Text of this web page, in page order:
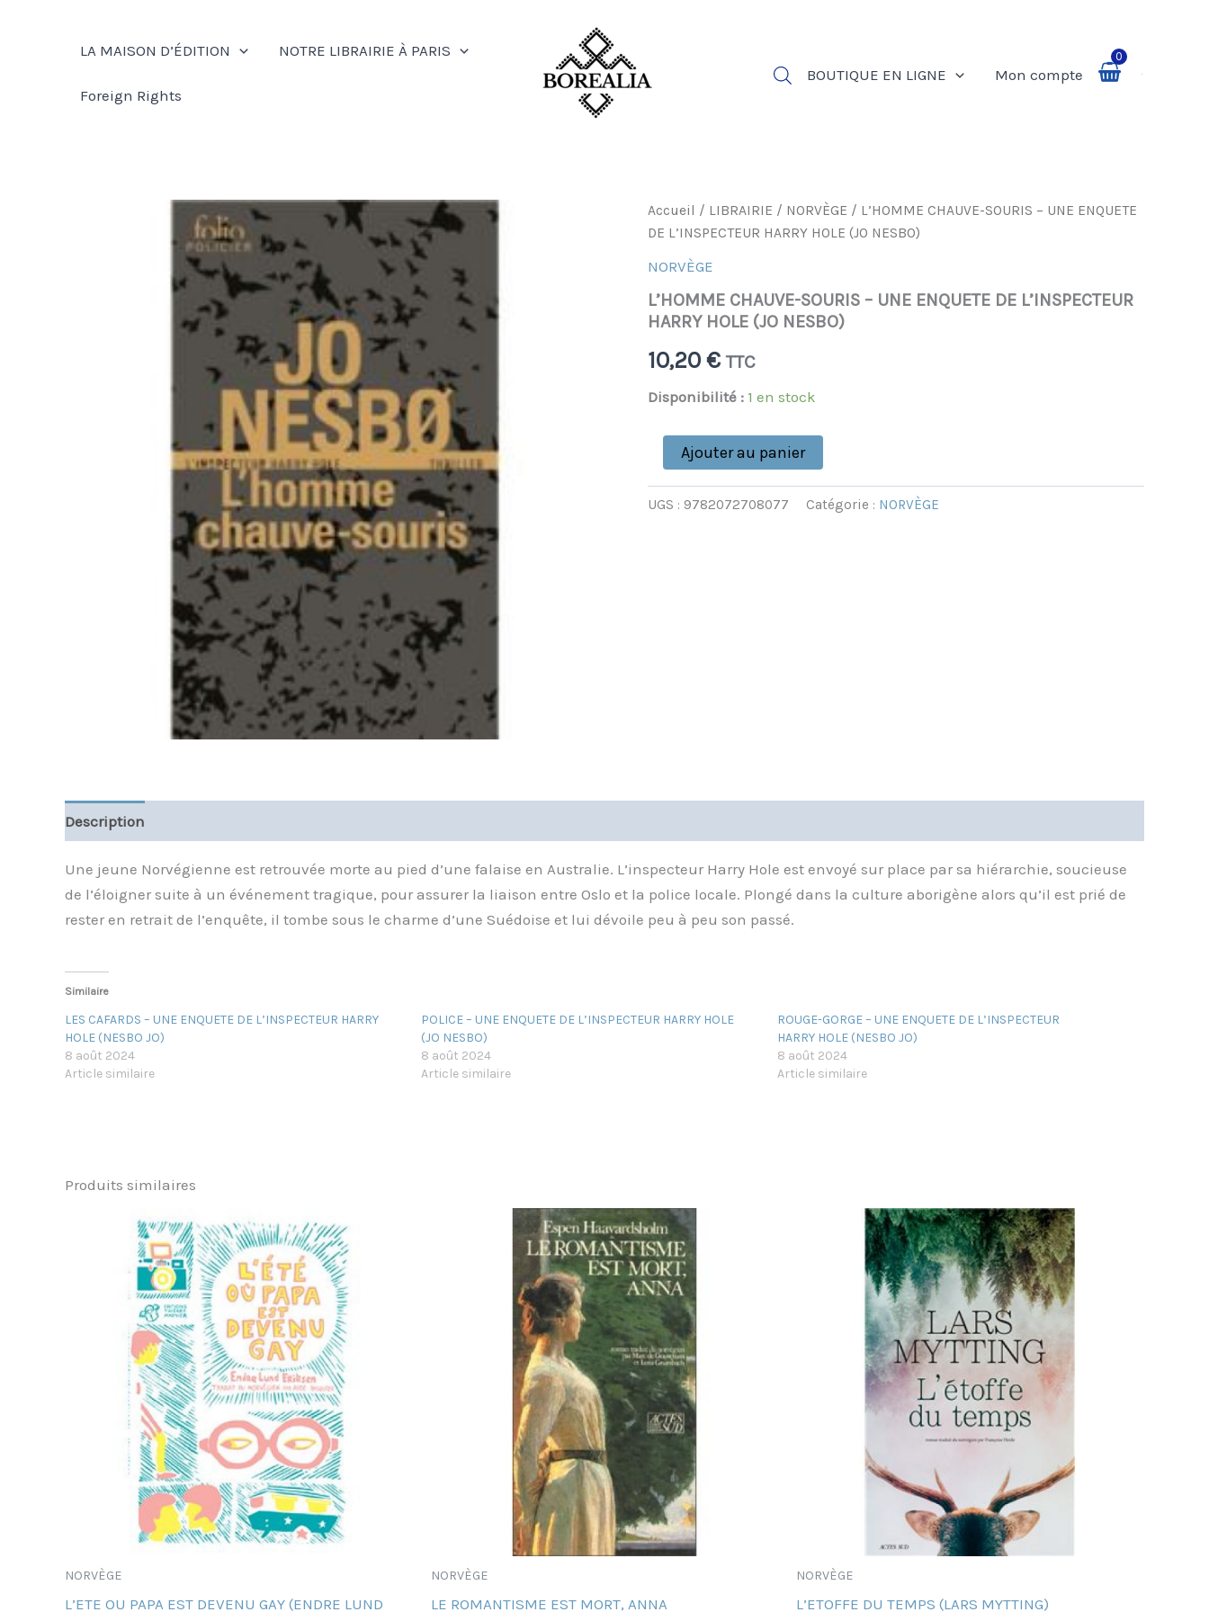
LA MAISON D’ÉDITION NOTRE LIBRAIRIE À PARIS
Foreign Rights
BOUTIQUE EN LIGNE Mon compte
0
Accueil / LIBRAIRIE / NORVÈGE / L’HOMME CHAUVE-SOURIS – UNE ENQUETE
DE L’INSPECTEUR HARRY HOLE (JO NESBO)
NORVÈGE
L’HOMME CHAUVE-SOURIS – UNE ENQUETE DE L’INSPECTEUR
HARRY HOLE (JO NESBO)
10,20 € TTC
Disponibilité : 1 en stock
quantité
de
CHAUVE-
-
UNE
DE
L'INSPECTEUR
HOLE
NESBO)
Ajouter au panier
UGS : 9782072708077 Catégorie : NORVÈGE
Description
Une jeune Norvégienne est retrouvée morte au pied d’une falaise en Australie. L’inspecteur Harry Hole est envoyé sur place par sa hiérarchie, soucieuse
de l’éloigner suite à un événement tragique, pour assurer la liaison entre Oslo et la police locale. Plongé dans la culture aborigène alors qu’il est prié de
rester en retrait de l’enquête, il tombe sous le charme d’une Suédoise et lui dévoile peu à peu son passé.
Similaire
LES CAFARDS – UNE ENQUETE DE L’INSPECTEUR HARRY
HOLE (NESBO JO)
8 août 2024
Article similaire
POLICE – UNE ENQUETE DE L’INSPECTEUR HARRY HOLE
(JO NESBO)
8 août 2024
Article similaire
ROUGE-GORGE – UNE ENQUETE DE L’INSPECTEUR
HARRY HOLE (NESBO JO)
8 août 2024
Article similaire
Produits similaires
NORVÈGE
L’ETE OU PAPA EST DEVENU GAY (ENDRE LUND
NORVÈGE
LE ROMANTISME EST MORT, ANNA
NORVÈGE
L’ETOFFE DU TEMPS (LARS MYTTING)